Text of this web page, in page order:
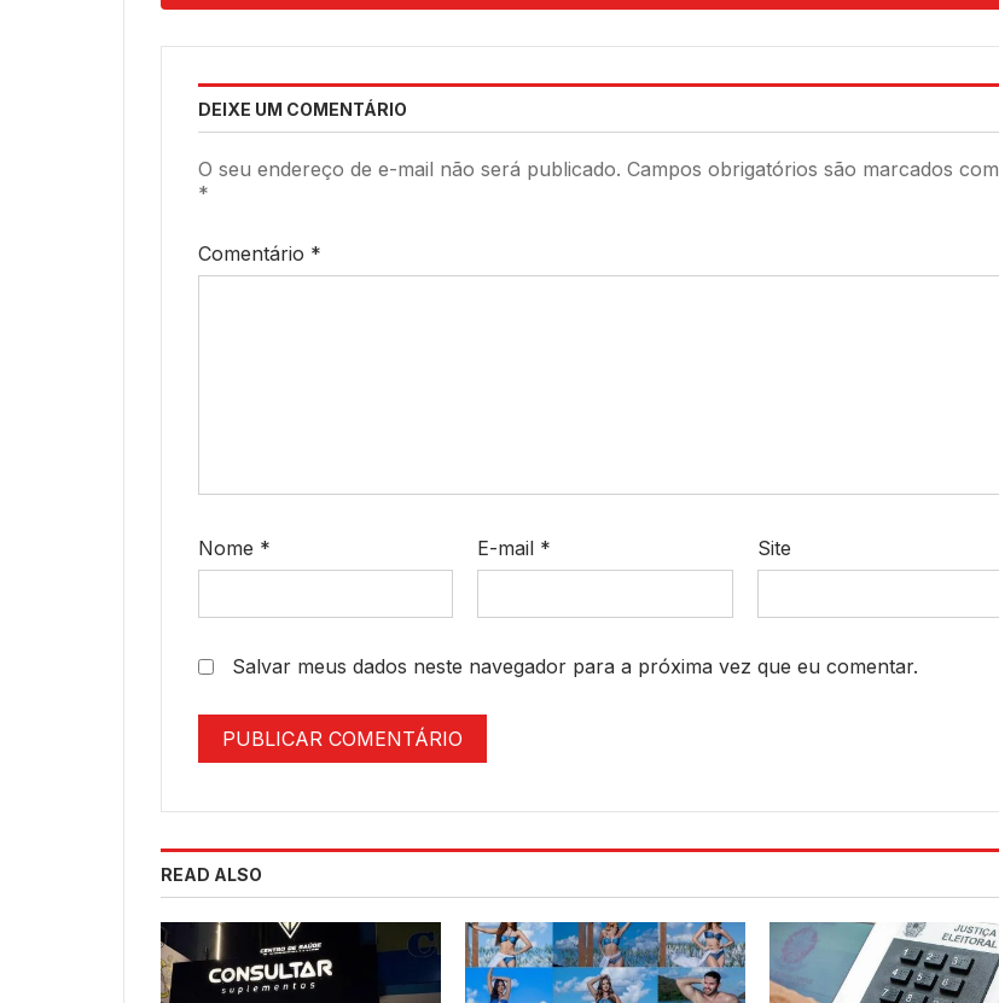
DEIXE UM COMENTÁRIO
O seu endereço de e-mail não será publicado. Campos obrigatórios são marcados com
*
Comentário *
Nome * E-mail * Site
Salvar meus dados neste navegador para a próxima vez que eu comentar.
READ ALSO